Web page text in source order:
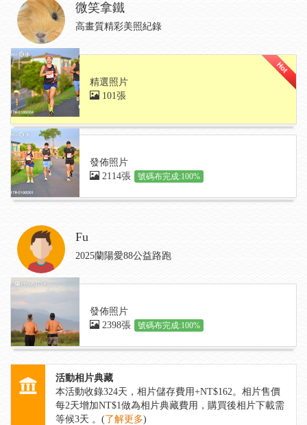
微笑拿鐵
高畫質精彩美照紀錄
精選照片
101張
發佈照片
2114張
號碼布完成:100%
Fu
2025蘭陽愛88公益路跑
發佈照片
2398張
號碼布完成:100%
活動相片典藏
本活動收錄324天，相片儲存費用+NT$162。相片售價
每2天增加NT$1做為相片典藏費用，購買後相片下載需
等候3天 。(了解更多)